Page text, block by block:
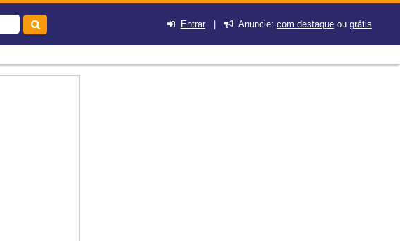
Entrar| Anuncie: com destaqueou grátis